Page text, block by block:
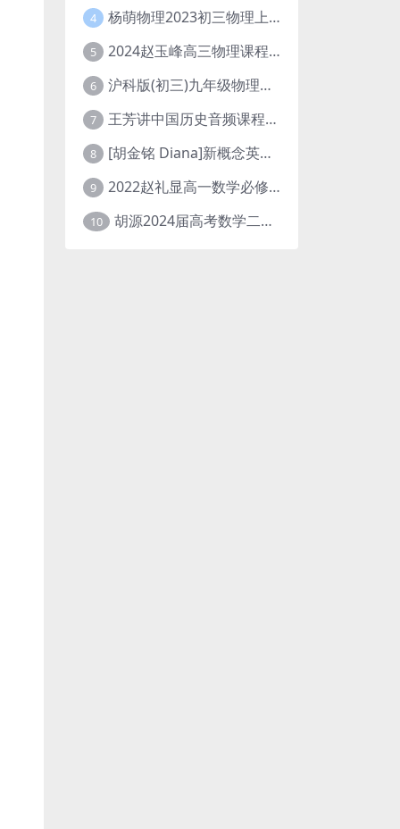
4 杨萌物理2023初三物理上秋季A+班(视频+讲义) 百度网盘分享
5 2024赵玉峰高三物理课程24年高考物理一轮复习网课教程
6 沪科版(初三)九年级物理全一册网课教学视频全集(录播版 杜春雨 66讲)
7 王芳讲中国历史音频课程全集(上下五千年)
8 [胡金铭 Diana]新概念英语第1册教学视频课程(全集 百度网盘下载)
9 2022赵礼显高一数学必修一课程视频资源(秋季班 含讲义)百度网盘云
10 胡源2024届高考数学二轮寒假春季精讲 百度网盘分享